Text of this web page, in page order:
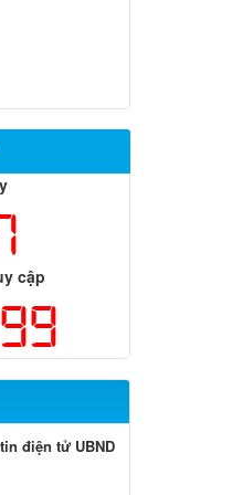
cập
điện tử UBND